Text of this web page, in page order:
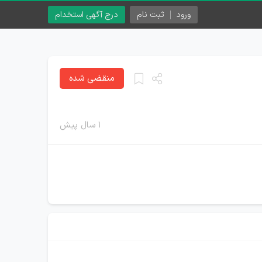
درج آگهی استخدام ورود ثبت نام
۱ سال پیش
منقضی شده